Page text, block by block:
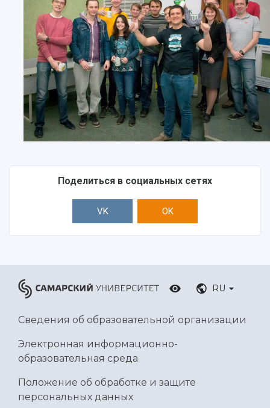
Поделиться в социальных сетях
VK OK
RU
Сведения об образовательной организации
Электронная информационно-
образовательная среда
Положение об обработке и защите
персональных данных